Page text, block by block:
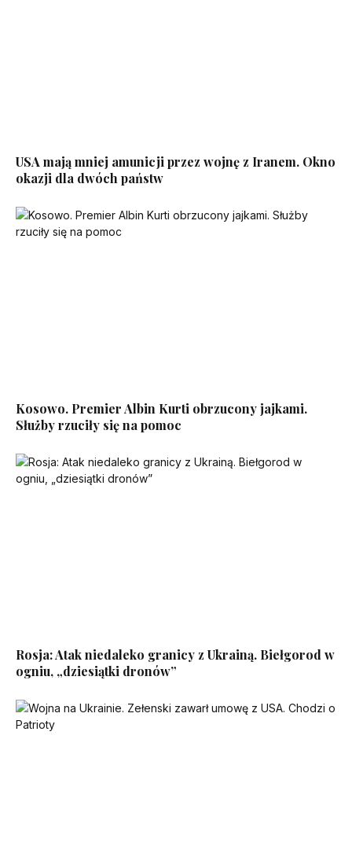
USA mają mniej amunicji przez wojnę z Iranem. Okno
okazji dla dwóch państw
Kosowo. Premier Albin Kurti obrzucony jajkami.
Służby rzuciły się na pomoc
Rosja: Atak niedaleko granicy z Ukrainą. Biełgorod w
ogniu, „dziesiątki dronów”